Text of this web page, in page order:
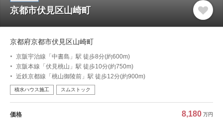
京都市伏見区山崎町
京都府京都市伏見区山崎町
京阪宇治線「中書島」駅 徒歩8分(約600m)
京阪本線「伏見桃山」駅 徒歩10分(約750m)
近鉄京都線「桃山御陵前」駅 徒歩12分(約900m)
積水ハウス施工 スムストック
価格 8,180 万円